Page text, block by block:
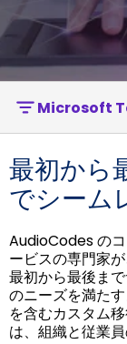
Microsoft
最初から
でシーム
AudioCodes の
ービスの専門家
最初から最後ま
のニーズを満た
を含むカスタム
は、組織と従業